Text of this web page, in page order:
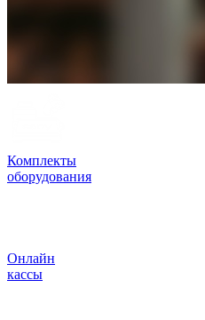
Комплекты
оборудования
Онлайн
кассы